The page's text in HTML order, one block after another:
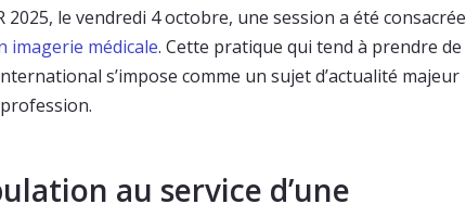
2025, le vendredi 4 octobre, une session a été consacrée
imagerie médicale. Cette pratique qui tend à prendre de
s’impose comme un sujet d’actualité majeur
au service d’une